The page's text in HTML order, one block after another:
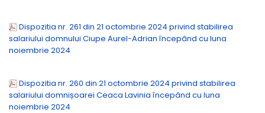
Dispozitia nr. 261 din 21 octombrie 2024 privind stabilirea
salariului domnului Ciupe Aurel-Adrian începând cu luna
noiembrie 2024
Dispozitia nr. 260 din 21 octombrie 2024 privind stabilirea
salariului domnișoarei Ceaca Lavinia începând cu luna
noiembrie 2024